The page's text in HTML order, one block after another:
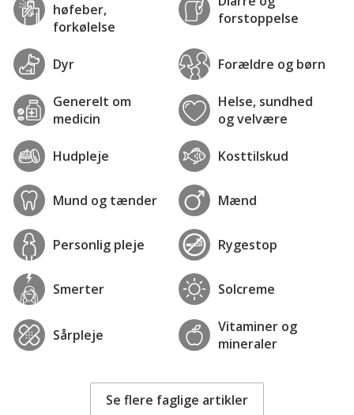
høfeber,
forkølelse
forstoppelse
Dyr Forældre og børn
Generelt om
medicin
Helse, sundhed
og velvære
Hudpleje Kosttilskud
Mund og tænder Mænd
Personlig pleje Rygestop
Smerter Solcreme
Sårpleje
Vitaminer og
mineraler
Se flere faglige artikler